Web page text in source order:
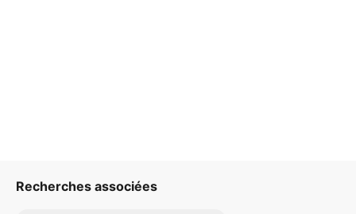
Recherches associées